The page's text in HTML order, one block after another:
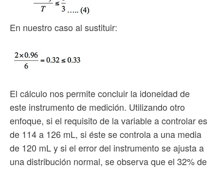
En nuestro caso al sustituir:
El cálculo nos permite concluir la idoneidad de
este instrumento de medición. Utilizando otro
enfoque, si el requisito de la variable a controlar es
de 114 a 126 mL, si éste se controla a una media
de 120 mL y si el error del instrumento se ajusta a
una distribución normal, se observa que el 32% de